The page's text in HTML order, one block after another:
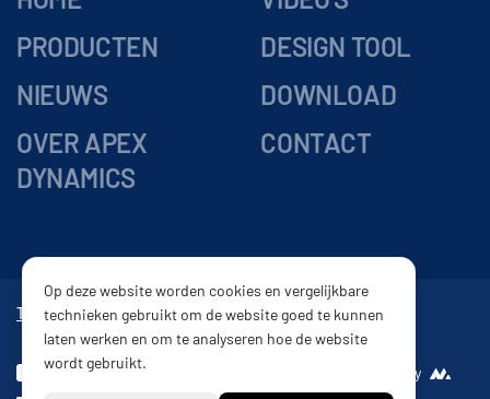
PRODUCTEN
NIEUWS
OVER APEX
DYNAMICS
DESIGN TOOL
DOWNLOAD
CONTACT
Tandwielkasten Vertragingskasten Reductor Tandheugel
Website by
Op deze website worden cookies en vergelijkbare
technieken gebruikt om de website goed te kunnen
laten werken en om te analyseren hoe de website
wordt gebruikt.